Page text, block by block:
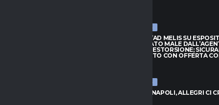
ULTIME NEWS
CAGLIARI, L’AD MELIS SU
“CONSIGLIATO MALE
QUASI UNA ESTORSIONE;
SUL MERCATO CON OFFERTA
ULTIME NEWS
VLAHOVIC-NAPOLI, ALLEGRI CI